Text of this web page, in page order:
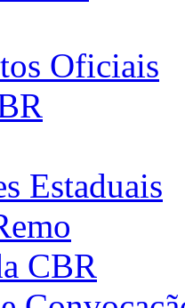
Oficiais
Estaduais
CBR